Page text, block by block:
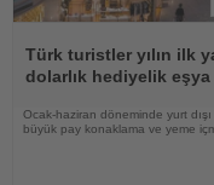
Oku
Türk turistler yılın ilk
dolarlık hediyelik
Ocak-haziran döneminde yurt
büyük pay konaklama ve yeme